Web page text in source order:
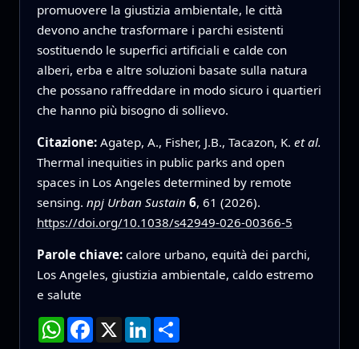
promuovere la giustizia ambientale, le città
devono anche trasformare i parchi esistenti
sostituendo le superfici artificiali e calde con
alberi, erba e altre soluzioni basate sulla natura
che possano raffreddare in modo sicuro i quartieri
che hanno più bisogno di sollievo.
Citazione: Agatep, A., Fisher, J.B., Tacazon, K. et al.
Thermal inequities in public parks and open
spaces in Los Angeles determined by remote
sensing. npj Urban Sustain 6, 61 (2026).
https://doi.org/10.1038/s42949-026-00366-5
Parole chiave: calore urbano, equità dei parchi,
Los Angeles, giustizia ambientale, caldo estremo
e salute
WhatsApp
Facebook
X LinkedInCondividi